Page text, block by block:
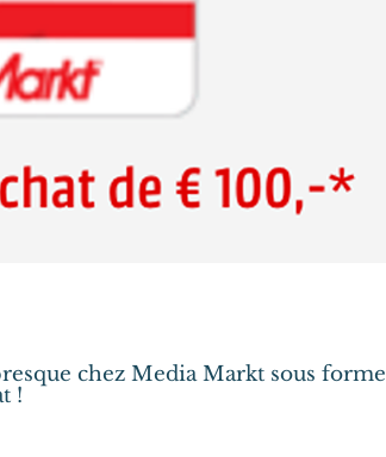
chez Media Markt sous forme
!